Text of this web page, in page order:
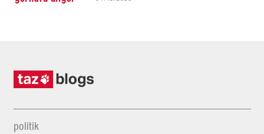
politik